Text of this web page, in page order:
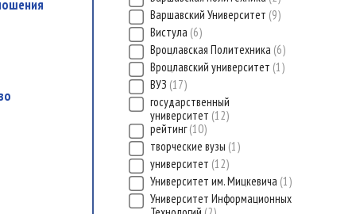
Варшавский Университет 9
Вистула 6
Вроцлавская Политехника 6
Вроцлавский университет 1
ВУЗ 17
государственный
университет 12
рейтинг 10
творческие вузы 1
университет 12
Университет им. Мицкевича 1
Университет Информационных